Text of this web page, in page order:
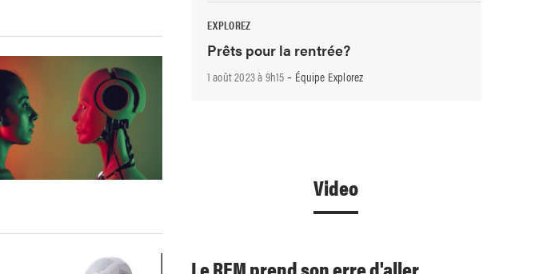
EXPLOREZ
Prêts pour la rentrée?
1 août 2023 à 9h15 - Équipe Explorez
Video